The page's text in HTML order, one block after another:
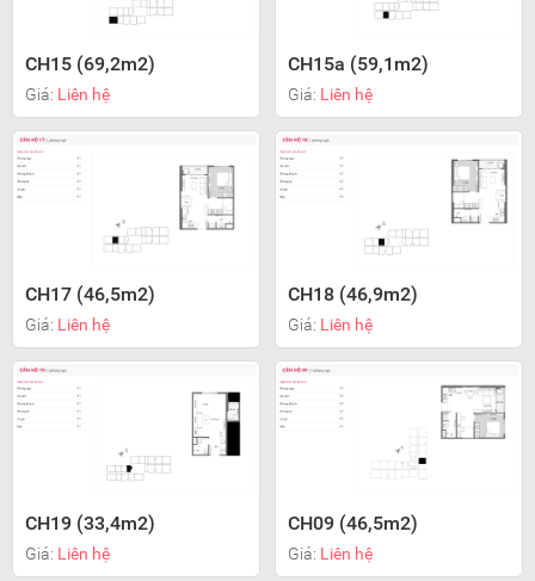
CH15 (69,2m2)
Giá: Liên hệ
CH15a (59,1m2)
Giá: Liên hệ
CH17 (46,5m2)
Giá: Liên hệ
CH18 (46,9m2)
Giá: Liên hệ
CH19 (33,4m2)
Giá: Liên hệ
CH09 (46,5m2)
Giá: Liên hệ